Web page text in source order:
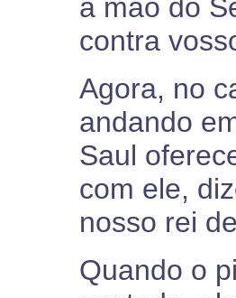
a mão do
contra
Agora, no
andando
Saul
com ele,
nosso rei
Quando o